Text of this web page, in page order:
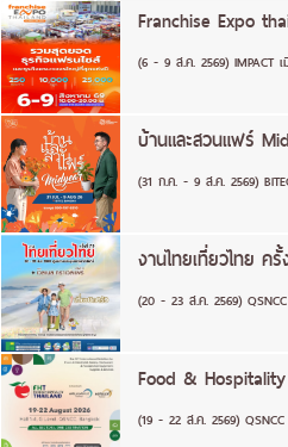
Franchise Expo
(6 - 9 ส.ค. 2569) IMPACT
บ้านและสวนแฟร์
(31 ก.ค. - 9 ส.ค. 2569)
งานไทยเที่ยวไทย ค
(20 - 23 ส.ค. 2569) QSNCC
Food &
(19 - 22 ส.ค. 2569) QSNCC